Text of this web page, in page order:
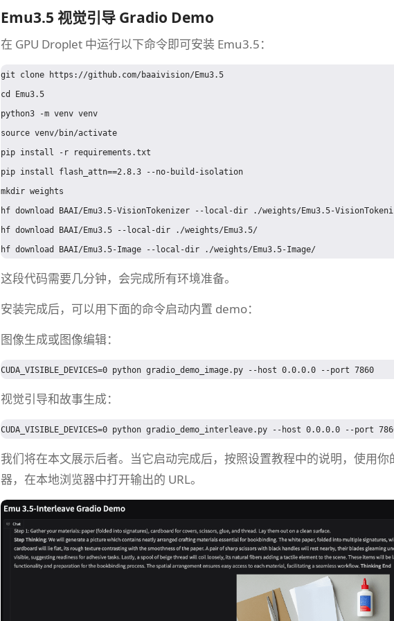
Emu3.5 视觉引导 Gradio Demo
在 GPU Droplet 中运行以下命令即可安装 Emu3.5：
git clone https://github.com/baaivision/Emu3.5
cd Emu3.5
python3 -m venv venv
source venv/bin/activate
pip install -r requirements.txt
pip install flash_attn==2.8.3 --no-build-isolation
mkdir weights
hf download BAAI/Emu3.5-VisionTokenizer --local-dir ./weights/Emu3.5-
hf download BAAI/Emu3.5 --local-dir ./weights/Emu3.5/
这段代码需要几分钟，会完成所有环境准备。
安装完成后，可以用下面的命令启动内置 demo：
图像生成或图像编辑：
视觉引导和故事生成：
我们将在本文展示后者。当它启动完成后，按照设置教程中的说明，使用
器，在本地浏览器中打开输出的 URL。